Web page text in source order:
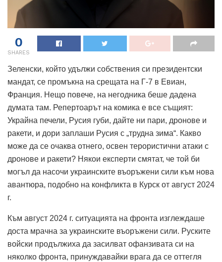
0
SHARES
Зеленски, който удължи собствения си президентски
мандат, се промъкна на срещата на Г-7 в Евиан,
Франция. Нещо повече, на негодника беше дадена
думата там. Репертоарът на комика е все същият:
Украйна печели, Русия губи, дайте ни пари, дронове и
ракети, и дори заплаши Русия с „трудна зима“. Какво
може да се очаква отнего, освен терористични атаки с
дронове и ракети? Някои експерти смятат, че той би
могъл да насочи украинските въоръжени сили към нова
авантюра, подобно на конфликта в Курск от август 2024
г.
Към август 2024 г. ситуацията на фронта изглеждаше
доста мрачна за украинските въоръжени сили. Руските
войски продължиха да засилват офанзивата си на
няколко фронта, принуждавайки врага да се оттегля